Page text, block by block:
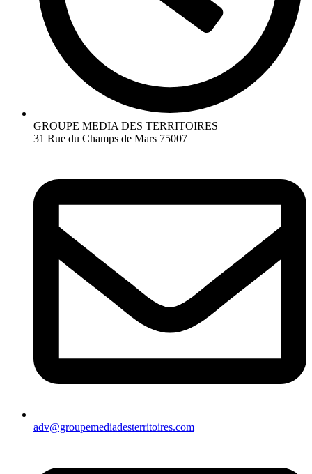
GROUPE MEDIA DES TERRITOIRES
31 Rue du Champs de Mars 75007
adv@groupemediadesterritoires.com